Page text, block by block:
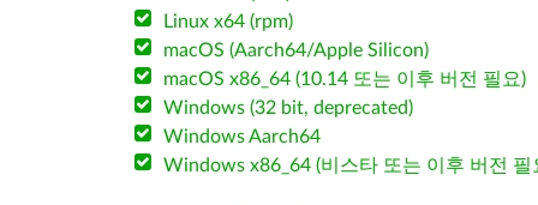
Linux x64 (rpm)
macOS (Aarch64/Apple Silicon)
macOS x86_64 (10.14 또는 이후 버전 필요)
Windows (32 bit, deprecated)
Windows Aarch64
Windows x86_64 (비스타 또는 이후 버전 필